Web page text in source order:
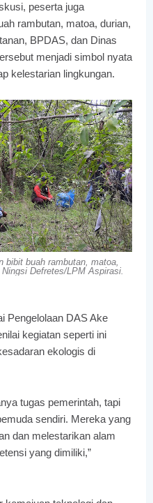
peserta juga
rambutan, matoa, durian,
BPDAS, dan Dinas
menjadi simbol nyata
kelestarian lingkungan.
bibit buah rambutan, matoa,
Ningsi Defretes/LPM Aspirasi.
Pengelolaan DAS Ake
kegiatan seperti ini
ekologis di
tugas pemerintah, tapi
sendiri. Mereka yang
dan melestarikan alam
yang dimiliki,”